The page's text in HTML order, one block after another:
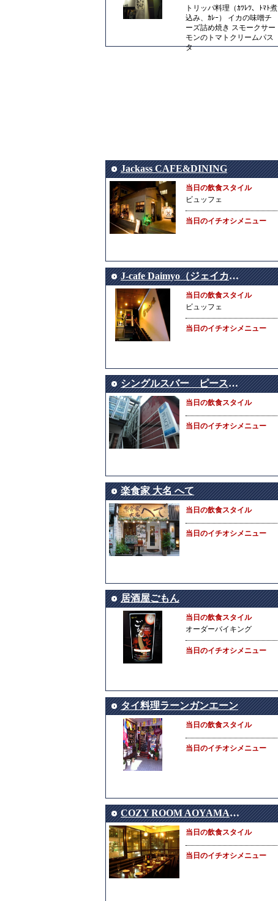
トリッパ料理（ｶﾂﾚﾂ、ﾄﾏﾄ煮
込み、ｶﾚｰ） イカの味噌チ
ーズ詰め焼き スモークサー
モンのトマトクリームパス
タ
Jackass CAFE&DINING
当日の飲食スタイル
ビュッフェ
当日のイチオシメニュー
J-cafe Daimyo（ジェイカフェダイミョウ）
当日の飲食スタイル
ビュッフェ
当日のイチオシメニュー
シングルスバー ピース（peace）
当日の飲食スタイル
当日のイチオシメニュー
楽食家 大名 へて
当日の飲食スタイル
当日のイチオシメニュー
居酒屋ごもん
当日の飲食スタイル
オーダーバイキング
当日のイチオシメニュー
タイ料理ラーンガンエーン
当日の飲食スタイル
当日のイチオシメニュー
COZY ROOM AOYAMA（コジールームアオヤマ）
当日の飲食スタイル
当日のイチオシメニュー